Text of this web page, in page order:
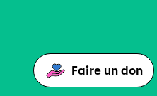
Faire un don